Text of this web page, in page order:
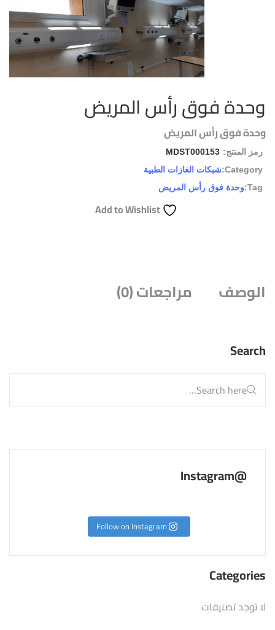
وحدة فوق رأس المريض
وحدة فوق رأس المريض
رمز المنتج: MDST000153
Category: شبكات الغازات الطبية
Tag: وحدة فوق رأس المريض
Add to Wishlist
الوصف مراجعات (0)
Search
@Instagram
Follow on Instagram
Categories
لا توجد تصنيفات